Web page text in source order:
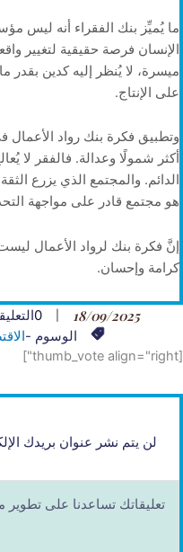
ما يُميِّز بنك الفقراء أنه ليس
الإنسان فرصة حقيقية لتغيير
ميسرة، لا يُنظر إليه كدين بقدر
على الإنتاج.
وتطبيق فكرة بنك رواد الأعمال
أكثر شمولًا وعدالة. فالفقر لا
الدائم. والمجتمع الذي يزرع
هو مجتمع قادر على مواجهة
إنَّ فكرة بنك لرواد الأعمال
كرامة وإحسان.
18/09/2025
0
الوسوم -
[thumb_vote align="right"]
لن يتم نشر عنوان بريدك